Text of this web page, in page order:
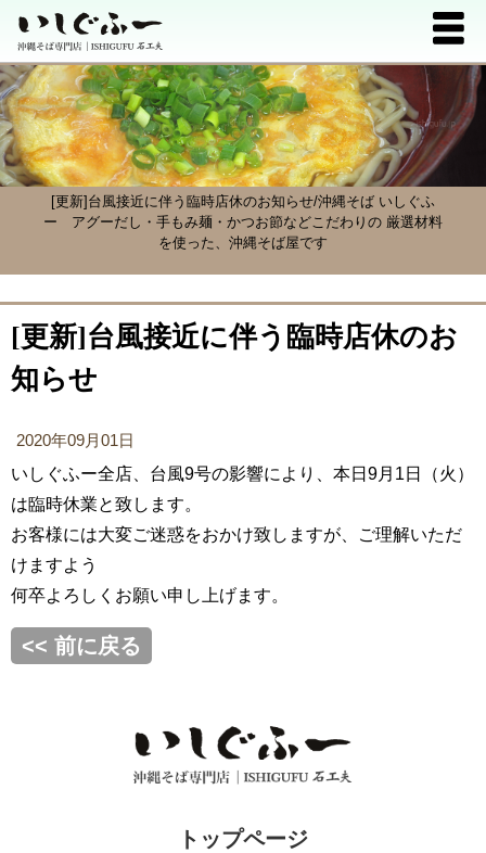
[更新]台風接近に伴う臨時店休のお知らせ/沖縄そば いしぐふ
ー
アグーだし・手もみ麺・かつお節などこだわりの 厳選材料
を使った、沖縄そば屋です
[更新]台風接近に伴う臨時店休のお
知らせ
2020年09月01日
いしぐふー全店、台風9号の影響により、本日9月1日（火）
は臨時休業と致します。
お客様には大変ご迷惑をおかけ致しますが、ご理解いただ
けますよう
何卒よろしくお願い申し上げます。
<< 前に戻る
トップページ